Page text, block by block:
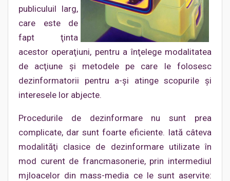
publiculuil larg,
care este de
fapt ţinta
acestor operaţiuni, pentru a înţelege modalitatea
de acţiune şi metodele pe care le folosesc
dezinformatorii pentru a-şi atinge scopurile şi
interesele lor abjecte.
Procedurile de dezinformare nu sunt prea
complicate, dar sunt foarte eficiente. Iată câteva
modalităţi clasice de dezinformare utilizate în
mod curent de francmasonerie, prin intermediul
mjloacelor din mass-media ce le sunt aservite: